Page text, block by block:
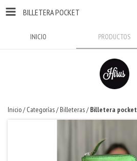
BILLETERA POCKET
INICIO PRODUCTOS
Inicio/ Categorías/ Billeteras/ Billetera pocket